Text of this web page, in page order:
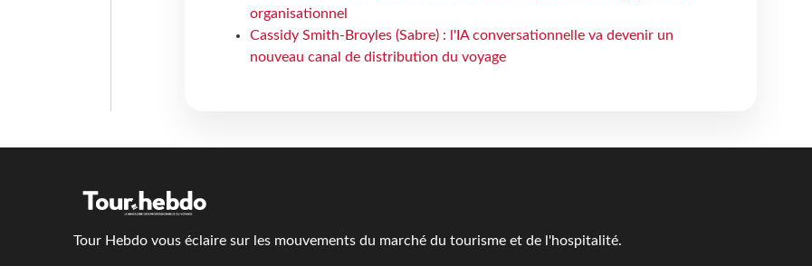
organisationnel
Cassidy Smith-Broyles (Sabre) : l'IA conversationnelle va devenir un
nouveau canal de distribution du voyage
Tour Hebdo vous éclaire sur les mouvements du marché du tourisme et de l'hospitalité.